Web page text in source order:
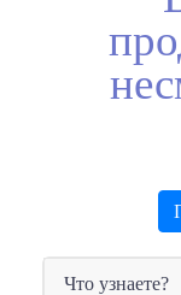
Что узнаете?